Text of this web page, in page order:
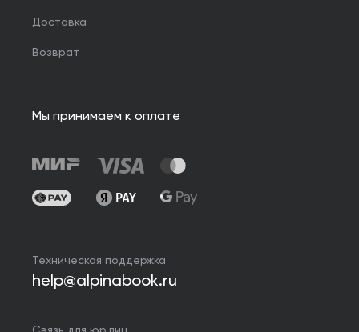
Доставка
Возврат
Мы принимаем к оплате
Техническая поддержка
help@alpinabook.ru